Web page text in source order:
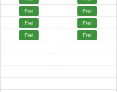
Frei Frei
Frei Frei
Frei Frei